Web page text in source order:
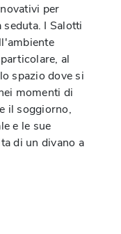
per
I Salotti
al
spazio dove si
momenti di
il soggiorno,
e le sue
di un divano a